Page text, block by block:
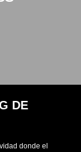
DE
donde el